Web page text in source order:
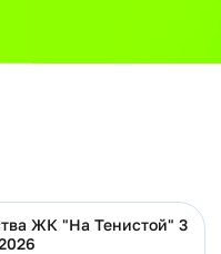
ЖК "На Тенистой" 3